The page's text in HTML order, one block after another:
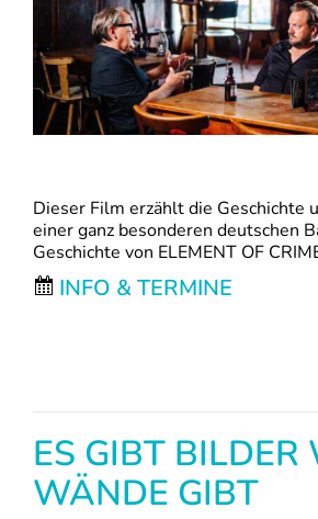
Dieser Film erzählt die Geschichte
einer ganz besonderen deutschen
Geschichte von ELEMENT OF
INFO & TERMINE
ES GIBT BILDER
WÄNDE GIBT